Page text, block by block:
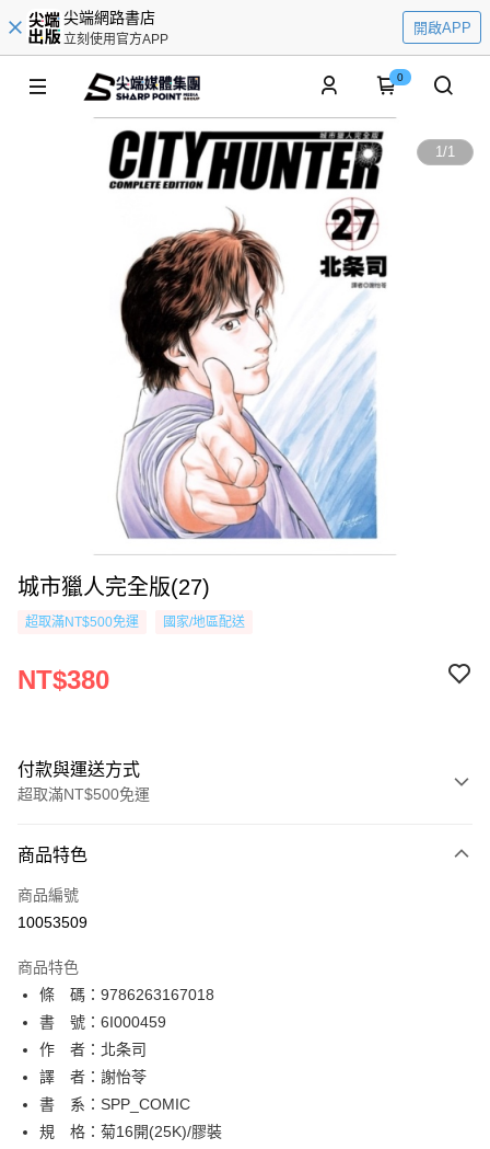
尖端網路書店
立刻使用官方APP
開啟APP
0
1/1
城市獵人完全版(27)
超取滿NT$500免運 國家/地區配送
NT$380
付款與運送方式
超取滿NT$500免運
信用卡一次付款
超商取貨付款
相關說明
【關於「AFTEE先享後付」】
AFTEE先享後付是「在收到商品之後才付款」的支付方式。 讓您購物簡單
便利好安心！
１．簡單：不需註冊會員、不需綁卡、不需儲值。
２．便利：只要手機號碼，簡訊認證，即可結帳。
３．安心：先確認商品／服務後，再付款。
【「AFTEE先享後付」結帳流程】
ATM付款
運送方式
全家取貨付款
每筆NT$80，滿NT$500(含以上)免運費
商品特色
商品編號
10053509
商品特色
條 碼：9786263167018
書 號：6I000459
作 者：北条司
譯 者：謝怡苓
書 系：SPP_COMIC
規 格：菊16開(25K)/膠裝